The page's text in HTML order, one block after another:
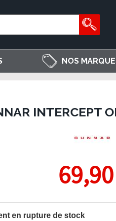
NOS
INTERCEPT
en rupture de stock